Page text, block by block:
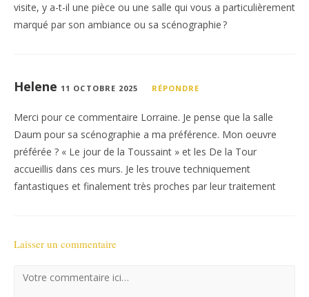
visite, y a-t-il une pièce ou une salle qui vous a particulièrement
marqué par son ambiance ou sa scénographie ?
Helene 11 OCTOBRE 2025 RÉPONDRE
Merci pour ce commentaire Lorraine. Je pense que la salle
Daum pour sa scénographie a ma préférence. Mon oeuvre
préférée ? « Le jour de la Toussaint » et les De la Tour
accueillis dans ces murs. Je les trouve techniquement
fantastiques et finalement très proches par leur traitement
Laisser un commentaire